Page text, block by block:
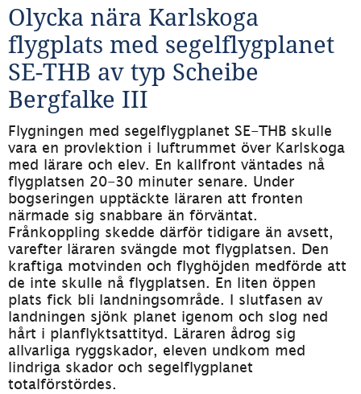
Olycka nära Karlskoga
flygplats med segelflygplanet
SE-THB av typ Scheibe
Bergfalke III
Flygningen med segelflygplanet SE-THB skulle
vara en provlektion i luftrummet över Karlskoga
med lärare och elev. En kallfront väntades nå
flygplatsen 20-30 minuter senare. Under
bogseringen upptäckte läraren att fronten
närmade sig snabbare än förväntat.
Frånkoppling skedde därför tidigare än avsett,
varefter läraren svängde mot flygplatsen. Den
kraftiga motvinden och flyghöjden medförde att
de inte skulle nå flygplatsen. En liten öppen
plats fick bli landningsområde. I slutfasen av
landningen sjönk planet igenom och slog ned
hårt i planflyktsattityd. Läraren ådrog sig
allvarliga ryggskador, eleven undkom med
lindriga skador och segelflygplanet
totalförstördes.